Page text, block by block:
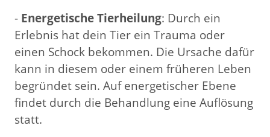
- Energetische Tierheilung: Durch ein
Erlebnis hat dein Tier ein Trauma oder
einen Schock bekommen. Die Ursache dafür
kann in diesem oder einem früheren Leben
begründet sein. Auf energetischer Ebene
findet durch die Behandlung eine Auflösung
statt.